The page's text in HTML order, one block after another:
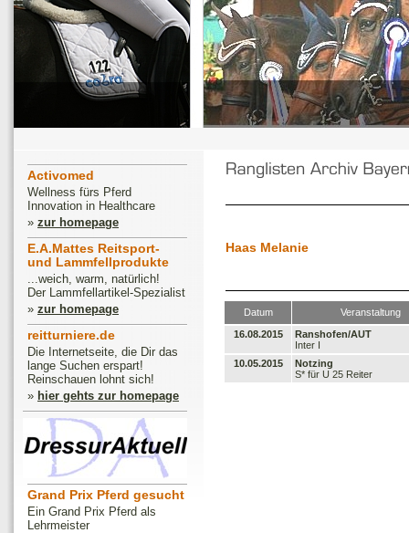
Activomed
Wellness fürs Pferd
Innovation in Healthcare
» zur homepage
E.A.Mattes Reitsport-
und Lammfellprodukte
...weich, warm, natürlich!
Der Lammfellartikel-Spezialist
» zur homepage
reitturniere.de
Die Internetseite, die Dir das
lange Suchen erspart!
Reinschauen lohnt sich!
» hier gehts zur homepage
Grand Prix Pferd gesucht
Ein Grand Prix Pferd als
Lehrmeister
Haas Melanie
Datum
Veranstaltung
16.08.2015
Ranshofen/AUT
Inter I
10.05.2015
Notzing
S* für U 25 Reiter